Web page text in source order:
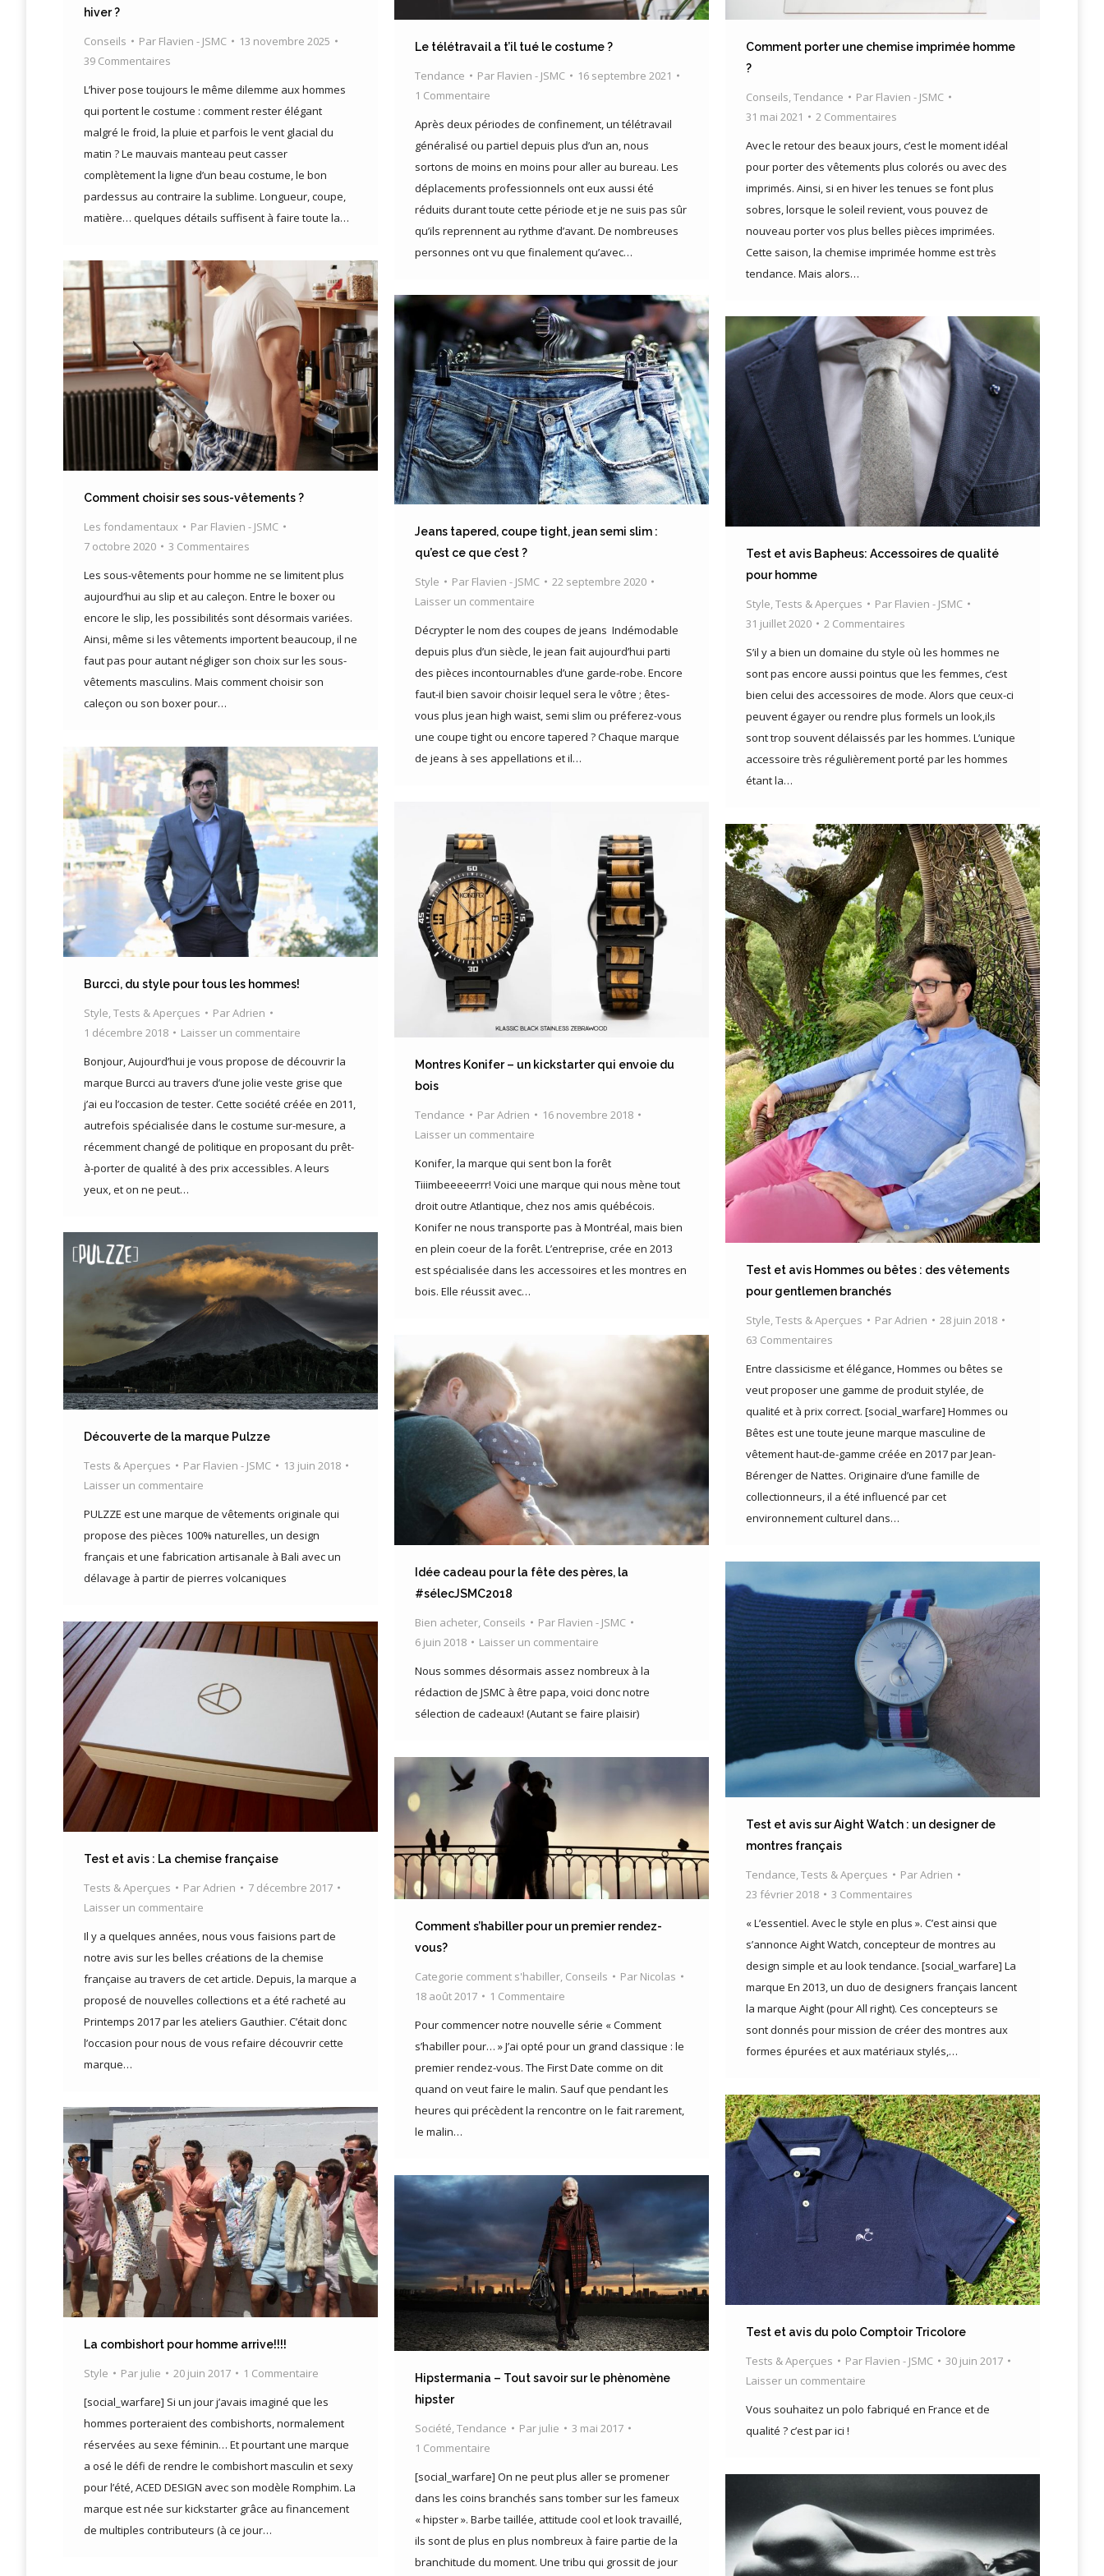
hiver ?
Conseils Par Flavien - JSMC
13 novembre 2025
39 Commentaires
L’hiver pose toujours le même dilemme aux hommes
qui portent le costume : comment rester élégant
malgré le froid, la pluie et parfois le vent glacial du
matin ? Le mauvais manteau peut casser
complètement la ligne d’un beau costume, le bon
pardessus au contraire la sublime. Longueur, coupe,
matière… quelques détails suffisent à faire toute la…
Le télétravail a t’il tué le costume ?
Tendance Par Flavien - JSMC
16 septembre 2021
1 Commentaire
Après deux périodes de confinement, un télétravail
généralisé ou partiel depuis plus d’un an, nous
sortons de moins en moins pour aller au bureau. Les
déplacements professionnels ont eux aussi été
réduits durant toute cette période et je ne suis pas sûr
qu’ils reprennent au rythme d’avant. De nombreuses
personnes ont vu que finalement qu’avec…
Comment porter une chemise imprimée homme
?
Conseils Tendance Par Flavien - JSMC
31 mai 2021
2 Commentaires
Avec le retour des beaux jours, c’est le moment idéal
pour porter des vêtements plus colorés ou avec des
imprimés. Ainsi, si en hiver les tenues se font plus
sobres, lorsque le soleil revient, vous pouvez de
nouveau porter vos plus belles pièces imprimées.
Cette saison, la chemise imprimée homme est très
tendance. Mais alors…
Comment choisir ses sous-vêtements ?
Les fondamentaux Par Flavien - JSMC
7 octobre 2020
3 Commentaires
Les sous-vêtements pour homme ne se limitent plus
aujourd’hui au slip et au caleçon. Entre le boxer ou
encore le slip, les possibilités sont désormais variées.
Ainsi, même si les vêtements importent beaucoup, il ne
faut pas pour autant négliger son choix sur les sous-
vêtements masculins. Mais comment choisir son
caleçon ou son boxer pour…
Jeans tapered, coupe tight, jean semi slim :
qu’est ce que c’est ?
Style Par Flavien - JSMC
22 septembre 2020
Laisser un commentaire
Décrypter le nom des coupes de jeans Indémodable
depuis plus d’un siècle, le jean fait aujourd’hui parti
des pièces incontournables d’une garde-robe. Encore
faut-il bien savoir choisir lequel sera le vôtre ; êtes-
vous plus jean high waist, semi slim ou préferez-vous
une coupe tight ou encore tapered ? Chaque marque
de jeans à ses appellations et il…
Test et avis Bapheus: Accessoires de qualité
pour homme
Style Tests & Aperçues Par Flavien - JSMC
31 juillet 2020
2 Commentaires
S’il y a bien un domaine du style où les hommes ne
sont pas encore aussi pointus que les femmes, c’est
bien celui des accessoires de mode. Alors que ceux-ci
peuvent égayer ou rendre plus formels un look,ils
sont trop souvent délaissés par les hommes. L’unique
accessoire très régulièrement porté par les hommes
étant la…
Burcci, du style pour tous les hommes!
Style Tests & Aperçues ParAdrien
1 décembre 2018
Laisser un commentaire
Bonjour, Aujourd’hui je vous propose de découvrir la
marque Burcci au travers d’une jolie veste grise que
j’ai eu l’occasion de tester. Cette société créée en 2011,
autrefois spécialisée dans le costume sur-mesure, a
récemment changé de politique en proposant du prêt-
à-porter de qualité à des prix accessibles. A leurs
yeux, et on ne peut…
Montres Konifer – un kickstarter qui envoie du
bois
Tendance ParAdrien
16 novembre 2018
Laisser un commentaire
Konifer, la marque qui sent bon la forêt
Tiiimbeeeeerrr! Voici une marque qui nous mène tout
droit outre Atlantique, chez nos amis québécois.
Konifer ne nous transporte pas à Montréal, mais bien
en plein coeur de la forêt. L’entreprise, crée en 2013
est spécialisée dans les accessoires et les montres en
bois. Elle réussit avec…
Test et avis Hommes ou bêtes : des vêtements
pour gentlemen branchés
Style,Tests & Aperçues ParAdrien
28 juin 2018
63 Commentaires
Entre classicisme et élégance, Hommes ou bêtes se
veut proposer une gamme de produit stylée, de
qualité et à prix correct. [social_warfare] Hommes ou
Bêtes est une toute jeune marque masculine de
vêtement haut-de-gamme créée en 2017 par Jean-
Bérenger de Nattes. Originaire d’une famille de
collectionneurs, il a été influencé par cet
environnement culturel dans…
Découverte de la marque Pulzze
Tests & Aperçues Par Flavien - JSMC
13 juin 2018
Laisser un commentaire
PULZZE est une marque de vêtements originale qui
propose des pièces 100% naturelles, un design
français et une fabrication artisanale à Bali avec un
délavage à partir de pierres volcaniques
Idée cadeau pour la fête des pères, la
#sélecJSMC2018
Bien acheter Conseils Par Flavien - JSMC
6 juin 2018
Laisser un commentaire
Nous sommes désormais assez nombreux à la
rédaction de JSMC à être papa, voici donc notre
sélection de cadeaux! (Autant se faire plaisir)
Test et avis sur Aight Watch : un designer de
montres français
Tendance,Tests & Aperçues ParAdrien
23 février 2018
3 Commentaires
« L’essentiel. Avec le style en plus ». C’est ainsi que
s’annonce Aight Watch, concepteur de montres au
design simple et au look tendance. [social_warfare] La
marque En 2013, un duo de designers français lancent
la marque Aight (pour All right). Ces concepteurs se
sont donnés pour mission de créer des montres aux
formes épurées et aux matériaux stylés,…
Test et avis : La chemise française
Tests & Aperçues ParAdrien
7 décembre 2017
Laisser un commentaire
Il y a quelques années, nous vous faisions part de
notre avis sur les belles créations de la chemise
française au travers de cet article. Depuis, la marque a
proposé de nouvelles collections et a été racheté au
Printemps 2017 par les ateliers Gauthier. C’était donc
l’occasion pour nous de vous refaire découvrir cette
marque…
Comment s’habiller pour un premier rendez-
vous?
Categorie comment s'habiller, Conseils Par Nicolas
18 août 2017
1 Commentaire
Pour commencer notre nouvelle série « Comment
s’habiller pour… » J’ai opté pour un grand classique : le
premier rendez-vous. The First Date comme on dit
quand on veut faire le malin. Sauf que pendant les
heures qui précèdent la rencontre on le fait rarement,
le malin…
Test et avis du polo Comptoir Tricolore
Tests & Aperçues Par Flavien - JSMC
30 juin 2017
Laisser un commentaire
Vous souhaitez un polo fabriqué en France et de
qualité ? c’est par ici !
La combishort pour homme arrive!!!!
Style Par julie 20 juin 2017
1 Commentaire
[social_warfare] Si un jour j’avais imaginé que les
hommes porteraient des combishorts, normalement
réservées au sexe féminin… Et pourtant une marque
a osé le défi de rendre le combishort masculin et sexy
pour l’été, ACED DESIGN avec son modèle Romphim. La
marque est née sur kickstarter grâce au financement
de multiples contributeurs (à ce jour…
Hipstermania – Tout savoir sur le phènomène
hipster
Société,Tendance Par julie
3 mai 2017
1 Commentaire
[social_warfare] On ne peut plus aller se promener
dans les coins branchés sans tomber sur les fameux
« hipster ». Barbe taillée, attitude cool et look travaillé,
ils sont de plus en plus nombreux à faire partie de la
branchitude du moment. Une tribu qui grossit de jour